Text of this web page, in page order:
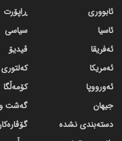
ئابووری
ئاسیا
ئەفریقا
ئەمریکا
ئەورووپا
جیهان
دسته‌بندی نشده
ڕاپۆرت
سیاسی
ڤیدیۆ
کەلتوری
کۆمەڵگا
گه‌شت و